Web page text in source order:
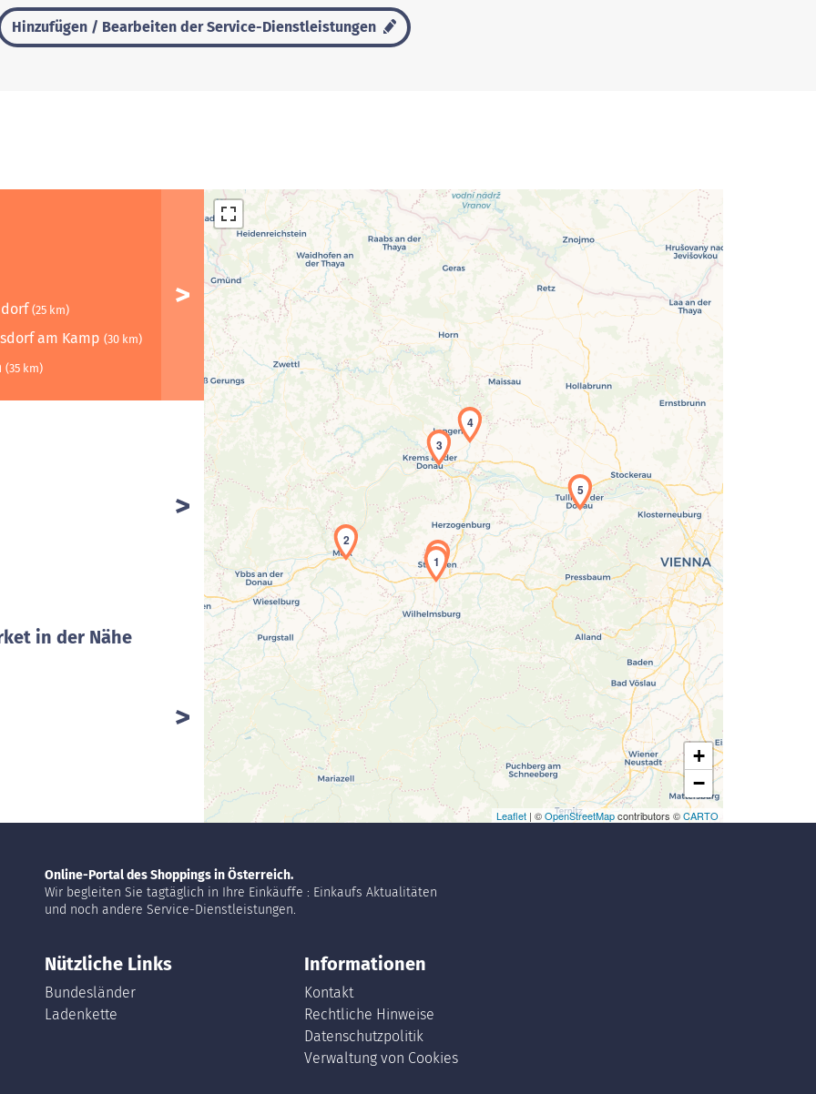
Hinzufügen / Bearbeiten der Service-Dienstleistungen
(25 km)
am Kamp (30 km)
(35 km)
in der Nähe
Laden der Karte...
1
2
3
4
5
+
−
Leaflet | ©OpenStreetMapcontributors ©CARTO
Online-Portal des Shoppings in Österreich.
Wir begleiten Sie tagtäglich in Ihre Einkäuffe : Einkaufs Aktualitäten
und noch andere Service-Dienstleistungen.
Nützliche Links
Bundesländer
Ladenkette
Informationen
Kontakt
Rechtliche Hinweise
Datenschutzpolitik
Verwaltung von Cookies